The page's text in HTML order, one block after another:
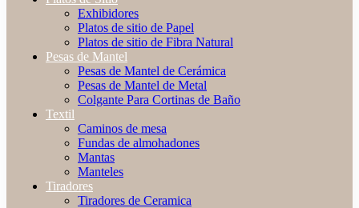
Exhibidores
Platos de sitio de Papel
Platos de sitio de Fibra Natural
Pesas de Mantel
Pesas de Mantel de Cerámica
Pesas de Mantel de Metal
Colgante Para Cortinas de Baño
Textil
Caminos de mesa
Fundas de almohadones
Mantas
Manteles
Tiradores
Tiradores de Ceramica